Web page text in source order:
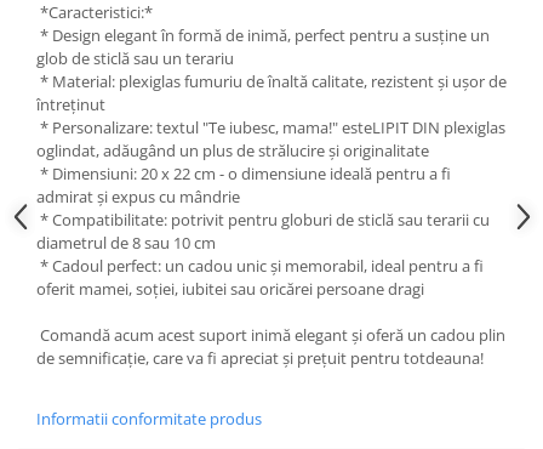
Lipici Solid
Lipici Lichid
Markere si Carioci
Carioci
Markere
Markere Acrilice
Markere creta lichida
Markere Evidentiatoare Highlighter
Markere Permanente
Penare
Picuri si corectoare
*Caracteristici:*
* Design elegant în formă de inimă, perfect pentru a susține un
glob de sticlă sau un terariu
* Material: plexiglas fumuriu de înaltă calitate, rezistent și ușor de
întreținut
* Personalizare: textul "Te iubesc, mama!" esteLIPIT DIN plexiglas
oglindat, adăugând un plus de strălucire și originalitate
* Dimensiuni: 20 x 22 cm - o dimensiune ideală pentru a fi
admirat și expus cu mândrie
* Compatibilitate: potrivit pentru globuri de sticlă sau terarii cu
diametrul de 8 sau 10 cm
* Cadoul perfect: un cadou unic și memorabil, ideal pentru a fi
oferit mamei, soției, iubitei sau oricărei persoane dragi
Comandă acum acest suport inimă elegant și oferă un cadou plin
de semnificație, care va fi apreciat și prețuit pentru totdeauna!
Informatii conformitate produs